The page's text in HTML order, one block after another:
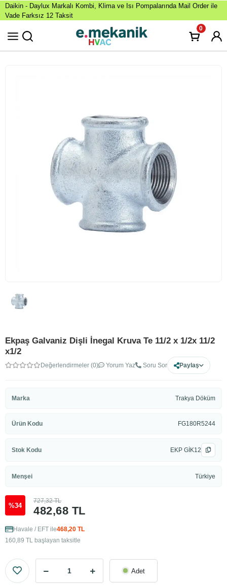
Daikin - Daylux Markalı Kombi, Klima ve Isı Pompalarında Mail Order ile
Vade Farksız 12 Taksit
0
Ekpaş Galvaniz Dişli İnegal Kruva Te 11/2 x 1/2x 11/2
x1/2
Değerlendirmeler (0) Yorum Yaz Soru Sor Paylaş
Marka Trakya Döküm
Ürün Kodu FG180R5244
Stok Kodu EKP GİK12
Menşei Türkiye
%34 482,68 TL
727,32 TL
Havale / EFT ile468,20 TL
160,89 TL başlayan taksitle
Adet